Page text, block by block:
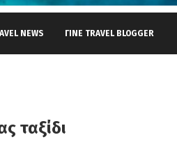
NEWS ΓΊΝΕ TRAVEL BLOGGER
ταξίδι